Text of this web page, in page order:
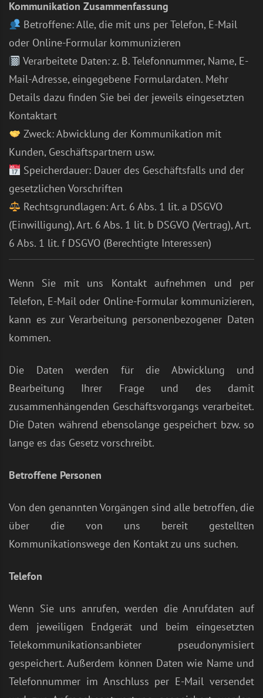
Kommunikation Zusammenfassung
Betroffene: Alle, die mit uns per Telefon, E-Mail
oder Online-Formular kommunizieren
Verarbeitete Daten: z. B. Telefonnummer, Name, E-
Mail-Adresse, eingegebene Formulardaten. Mehr
Details dazu finden Sie bei der jeweils eingesetzten
Kontaktart
Zweck: Abwicklung der Kommunikation mit
Kunden, Geschäftspartnern usw.
Speicherdauer: Dauer des Geschäftsfalls und der
gesetzlichen Vorschriften
Rechtsgrundlagen: Art. 6 Abs. 1 lit. a DSGVO
(Einwilligung), Art. 6 Abs. 1 lit. b DSGVO (Vertrag), Art.
6 Abs. 1 lit. f DSGVO (Berechtigte Interessen)
Wenn Sie mit uns Kontakt aufnehmen und per
Telefon, E-Mail oder Online-Formular kommunizieren,
kann es zur Verarbeitung personenbezogener Daten
kommen.
Die Daten werden für die Abwicklung und
Bearbeitung Ihrer Frage und des damit
zusammenhängenden Geschäftsvorgangs verarbeitet.
Die Daten während ebensolange gespeichert bzw. so
lange es das Gesetz vorschreibt.
Betroffene Personen
Von den genannten Vorgängen sind alle betroffen, die
über die von uns bereit gestellten
Kommunikationswege den Kontakt zu uns suchen.
Telefon
Wenn Sie uns anrufen, werden die Anrufdaten auf
dem jeweiligen Endgerät und beim eingesetzten
Telekommunikationsanbieter pseudonymisiert
gespeichert. Außerdem können Daten wie Name und
Telefonnummer im Anschluss per E-Mail versendet